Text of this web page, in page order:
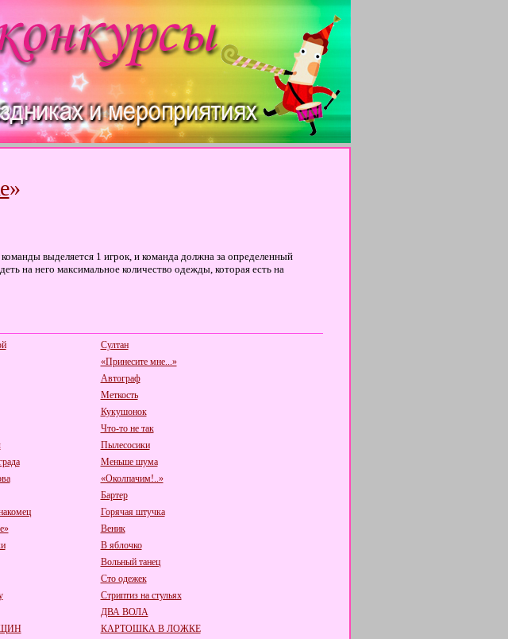
»
выделяется 1 игрок, и команда должна за определенный
на него максимальное количество одежды, которая есть на
Султан
«Принесите мне...»
Автограф
Меткость
Кукушонок
Что-то не так
Пылесосики
Меньше шума
«Околпачим!..»
Бартер
Горячая штучка
Веник
В яблочко
Вольный танец
Сто одежек
Стриптиз на стульях
ДВА ВОЛА
КАРТОШКА В ЛОЖКЕ